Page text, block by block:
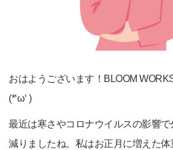
おはようございます！BLOOM
(*‘ω‘ )
最近は寒さやコロナウイルスの影響
減りましたね。私はお正月に増えた